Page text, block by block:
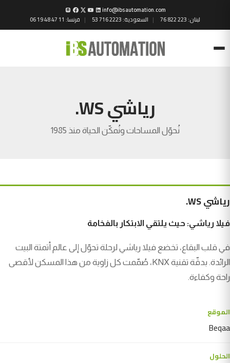
info@ibsautomation.com
لبنان: 76 822 223 السعودية: 53 716 2223 فرنسا: 06 19 48 47 11
Menu
رياشي WS.
نُحوّل المساحات ونُمكّن الحياة منذ 1985
رياشي WS.
فيلا رياشي: حيث يلتقي الابتكار بالفخامة
في قلب البقاع، تخضع فيلا رياشي لرحلة تحوّل إلى عالم أتمتة البيت
الرائدة. بدقّة تقنية KNX، صُمّمت كل زاوية من هذا المسكن لأقصى
راحة وكفاءة.
الموقع
Beqaa
الحلول